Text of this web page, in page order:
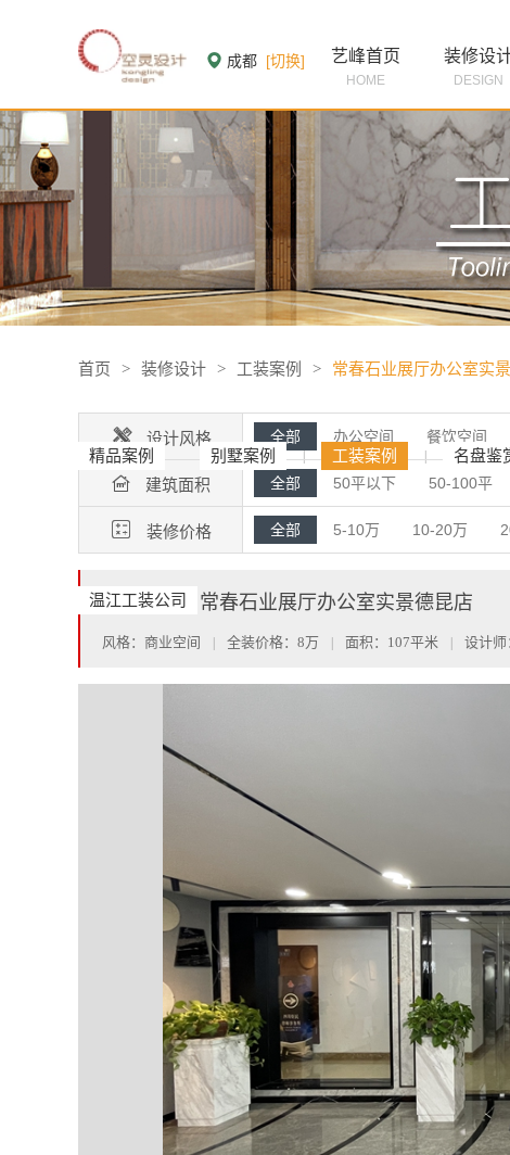
成都 [切换] 艺峰首页
HOME
装修设
DESIGN
首页 > 装修设计 > 工装案例 > 常春石业展厅办公室实
精品案例 | 别墅案例 | 工装案例 | 名盘鉴
温江工装公司
 设计风格 全部 办公空间 餐饮空间
 建筑面积 全部 50平以下 50-100平
 装修价格 全部 5-10万 10-20万
案例名称：常春石业展厅办公室实景德昆店
风格：商业空间 全装价格：8万 面积：107平米 设计师